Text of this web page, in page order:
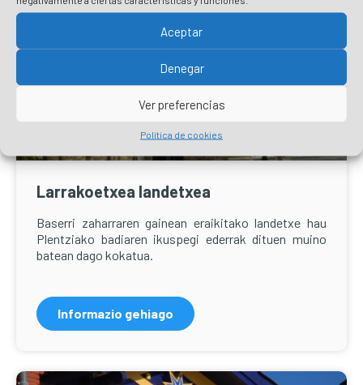
Aceptar
Denegar
Ver preferencias
Política de cookies
Larrakoetxea landetxea
Baserri zaharraren gainean eraikitako landetxe hau
Plentziako badiaren ikuspegi ederrak dituen muino
batean dago kokatua.
Informazio gehiago